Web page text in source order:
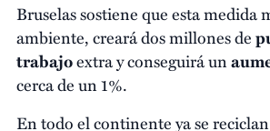
Bruselas sostiene que esta medida
ambiente, creará dos millones de
trabajoextra y conseguirá un
cerca de un 1%.
En todo el continente ya se